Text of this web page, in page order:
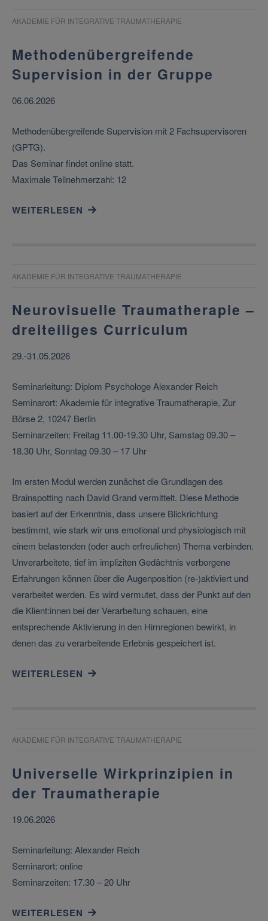
AKADEMIE FÜR INTEGRATIVE TRAUMATHERAPIE
Methodenübergreifende
Supervision in der Gruppe
06.06.2026
Methodenübergreifende Supervision mit 2 Fachsupervisoren
(GPTG).
Das Seminar findet online statt.
Maximale Teilnehmerzahl: 12
WEITERLESEN
AKADEMIE FÜR INTEGRATIVE TRAUMATHERAPIE
Neurovisuelle Traumatherapie –
dreiteiliges Curriculum
29.-31.05.2026
Seminarleitung: Diplom Psychologe Alexander Reich
Seminarort: Akademie für integrative Traumatherapie, Zur
Börse 2, 10247 Berlin
Seminarzeiten: Freitag 11.00-19.30 Uhr, Samstag 09.30 –
18.30 Uhr, Sonntag 09.30 – 17 Uhr
Im ersten Modul werden zunächst die Grundlagen des
Brainspotting nach David Grand vermittelt. Diese Methode
basiert auf der Erkenntnis, dass unsere Blickrichtung
bestimmt, wie stark wir uns emotional und physiologisch mit
einem belastenden (oder auch erfreulichen) Thema verbinden.
Unverarbeitete, tief im impliziten Gedächtnis verborgene
Erfahrungen können über die Augenposition (re-)aktiviert und
verarbeitet werden. Es wird vermutet, dass der Punkt auf den
die Klient:innen bei der Verarbeitung schauen, eine
entsprechende Aktivierung in den Hirnregionen bewirkt, in
denen das zu verarbeitende Erlebnis gespeichert ist.
WEITERLESEN
AKADEMIE FÜR INTEGRATIVE TRAUMATHERAPIE
Universelle Wirkprinzipien in
der Traumatherapie
19.06.2026
Seminarleitung: Alexander Reich
Seminarort: online
Seminarzeiten: 17.30 – 20 Uhr
WEITERLESEN